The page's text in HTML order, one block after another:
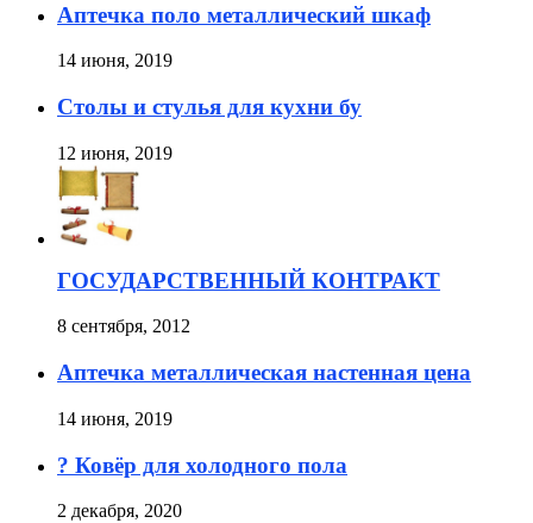
Аптечка поло металлический шкаф
14 июня, 2019
Столы и стулья для кухни бу
12 июня, 2019
ГОСУДАРСТВЕННЫЙ КОНТРАКТ
8 сентября, 2012
Аптечка металлическая настенная цена
14 июня, 2019
? Ковёр для холодного пола
2 декабря, 2020